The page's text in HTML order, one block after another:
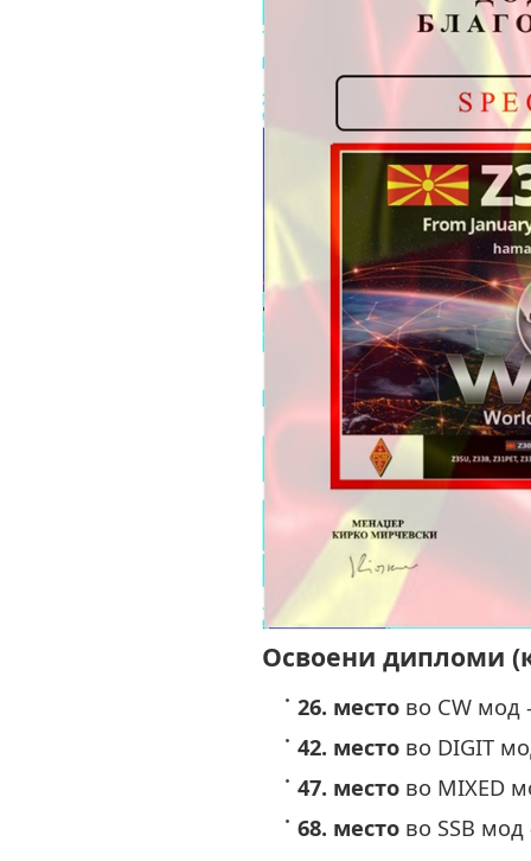
Освоени дипломи
26. местово CW мод
42. местово DIGIT
47. местово MIXED
68. местово SSB мод